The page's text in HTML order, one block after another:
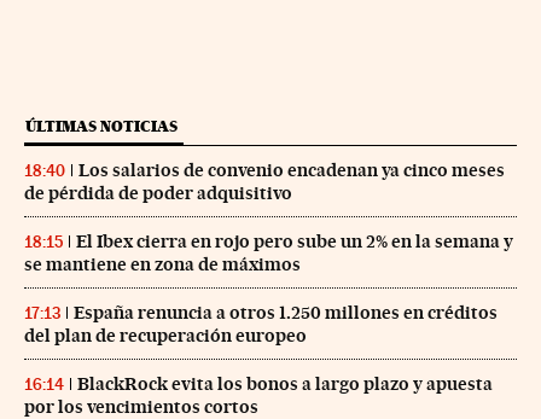
ÚLTIMAS NOTICIAS
18:40
Los salarios de convenio encadenan ya cinco meses
de pérdida de poder adquisitivo
18:15
El Ibex cierra en rojo pero sube un 2% en la semana y
se mantiene en zona de máximos
17:13
España renuncia a otros 1.250 millones en créditos
del plan de recuperación europeo
16:14
BlackRock evita los bonos a largo plazo y apuesta
por los vencimientos cortos